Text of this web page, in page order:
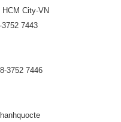
City-VN
7443
3752 7446